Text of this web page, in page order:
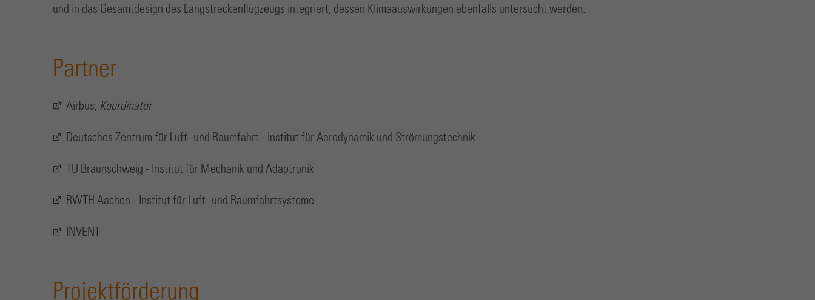
und in das Gesamtdesign des Langstreckenflugzeugs integriert, dessen Klimaauswirkungen ebenfalls untersucht werden.
Partner
Airbus; Koordinator
Deutsches Zentrum für Luft- und Raumfahrt - Institut für Aerodynamik und Strömungstechnik
TU Braunschweig - Institut für Mechanik und Adaptronik
RWTH Aachen - Institut für Luft- und Raumfahrtsysteme
INVENT
Projektförderung